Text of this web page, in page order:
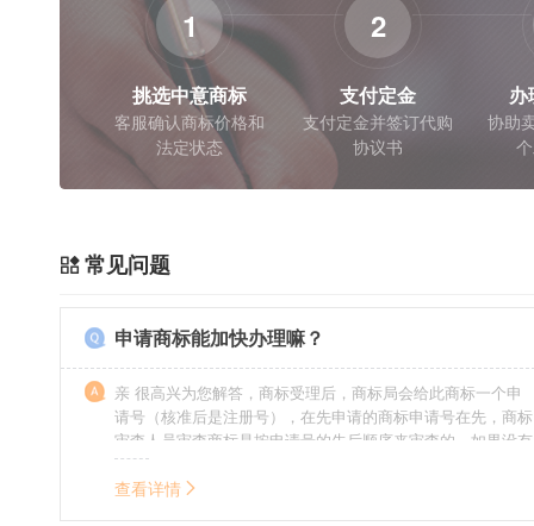
1
挑选中意商标
客服确认商标价格和
法定状态
2
支付定金
支付定金并签订代购
协议书
办
协助
常见问题
申请商标能加快办理嘛？
亲 很高兴为您解答，商标受理后，商标局会给此商标一个申
请号（核准后是注册号），在先申请的商标申请号在先，商标
审查人员审查商标是按申请号的先后顺序来审查的，如果没有
特殊情况（受理案件需要，被异议等），不会延迟也不会提
前。
查看详情